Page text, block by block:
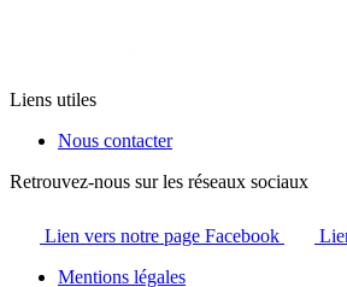
Liens utiles
Nous contacter
Retrouvez-nous sur les réseaux sociaux
Lien vers notre page Facebook
Mentions légales